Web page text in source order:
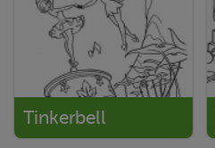
Tinkerbell